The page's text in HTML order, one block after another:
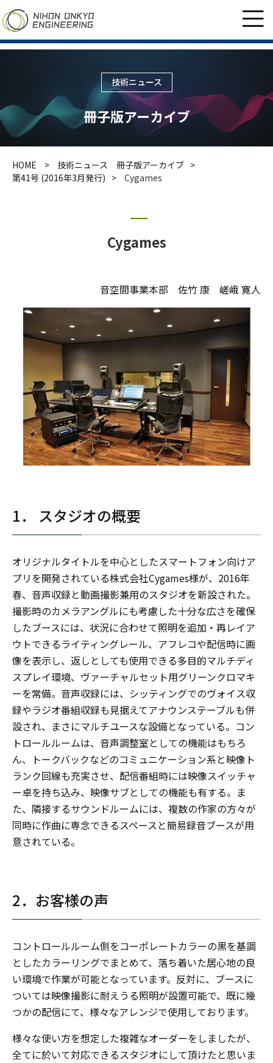
技術ニュース
冊子版アーカイブ
HOME
技術ニュース 冊子版アーカイブ
第41号 (2016年3月発行)
Cygames
Cygames
音空間事業本部 佐竹 康 嵯峨 寛人
1． スタジオの概要
オリジナルタイトルを中心としたスマートフォン向けア
プリを開発されている株式会社Cygames様が、2016年
春、音声収録と動画撮影兼用のスタジオを新設された。
撮影時のカメラアングルにも考慮した十分な広さを確保
したブースには、状況に合わせて照明を追加・再レイア
ウトできるライティングレール、アフレコや配信時に画
像を表示し、返しとしても使用できる多目的マルチディ
スプレイ環境、ヴァーチャルセット用グリーンクロマキ
ーを常備。音声収録には、シッティングでのヴォイス収
録やラジオ番組収録も見据えてアナウンステーブルも併
設され、まさにマルチユースな設備となっている。コン
トロールルームは、音声調整室としての機能はもちろ
ん、トークバックなどのコミュニケーション系と映像ト
ランク回線も充実させ、配信番組時には映像スイッチャ
ー卓を持ち込み、映像サブとしての機能も有する。ま
た、隣接するサウンドルームには、複数の作家の方々が
同時に作曲に専念できるスペースと簡易録音ブースが用
意されている。
2．お客様の声
コントロールルーム側をコーポレートカラーの黒を基調
としたカラーリングでまとめて、落ち着いた居心地の良
い環境で作業が可能となっています。反対に、ブースに
ついては映像撮影に耐えうる照明が設置可能で、既に幾
つかの配信にて、様々なアレンジで使用しております。
様々な使い方を想定した複雑なオーダーをしましたが、
全てに於いて対応できるスタジオにして頂けたと思いま